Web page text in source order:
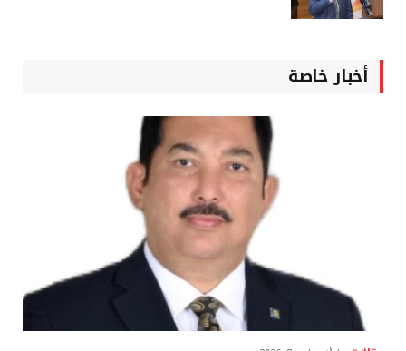
أخبار خاصة